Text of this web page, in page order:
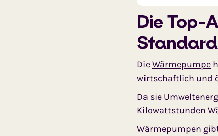
Die Top-
Standard
DieWärmepumpe
wirtschaftlich und
Da sie
Kilowattstunden
Wärmepumpen